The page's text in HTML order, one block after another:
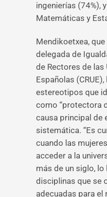
ingenierías (74%),
Matemáticas y
Mendikoetxea,
delegada de
de Rectores de las
Españolas
estereotipos que
como “protectora
causa principal de
sistemática. “Es
cuando las
acceder a la
más de un siglo,
disciplinas que se
adecuadas para el